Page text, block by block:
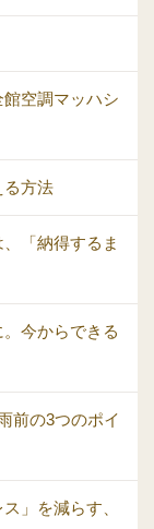
空調マッハシ
る方法
「納得するま
今からできる
前の3つのポイ
」を減らす、